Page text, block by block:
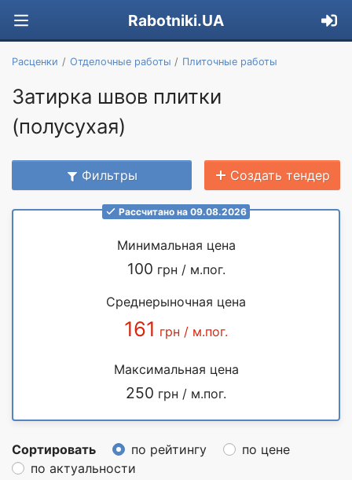
Rabotniki.UA
Расценки Отделочные работы Плиточные работы
Затирка швов плитки
(полусухая)
Фильтры Создать тендер
Рассчитано на 09.08.2026
Минимальная цена
100 грн / м.пог.
Среднерыночная цена
161 грн / м.пог.
Максимальная цена
250 грн / м.пог.
Сортировать по рейтингу
по цене
по актуальности